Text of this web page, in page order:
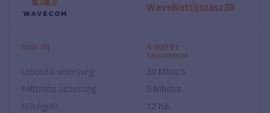
WaveNetÚjszász30
Havi díj 4 000 Ft
Távszámlával
Letöltési sebesség 30 Mbit/s
Feltöltési sebesség
5 Mbit/s
Hűségidő
12 hó